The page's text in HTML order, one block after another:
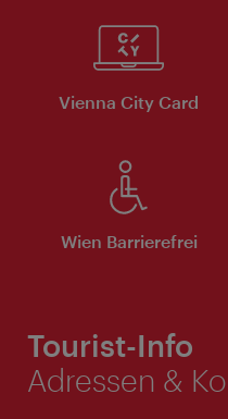
Vienna City Card
Wien Barrierefrei
Tourist-Info
Adressen &